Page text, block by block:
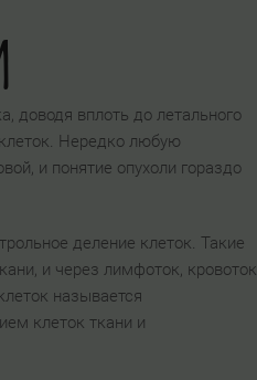
доводя вплоть до летального
Нередко любую
и понятие опухоли гораздо
деление клеток. Такие
и через лимфоток, кровоток
называется
клеток ткани и